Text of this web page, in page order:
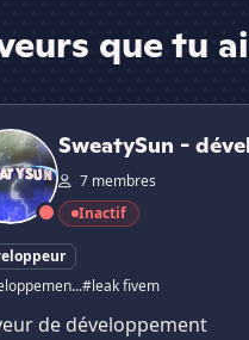
que tu
- développement
SweatySun -
7 membres
Inactif
#leak fivem
de développement